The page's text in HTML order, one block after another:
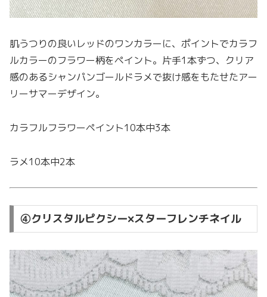
肌うつりの良いレッドのワンカラーに、ポイントでカラフ
ルカラーのフラワー柄をペイント。片手1本ずつ、クリア
感のあるシャンパンゴールドラメで抜け感をもたせたアー
リーサマーデザイン。
カラフルフラワーペイント10本中3本
ラメ10本中2本
④クリスタルピクシー×スターフレンチネイル